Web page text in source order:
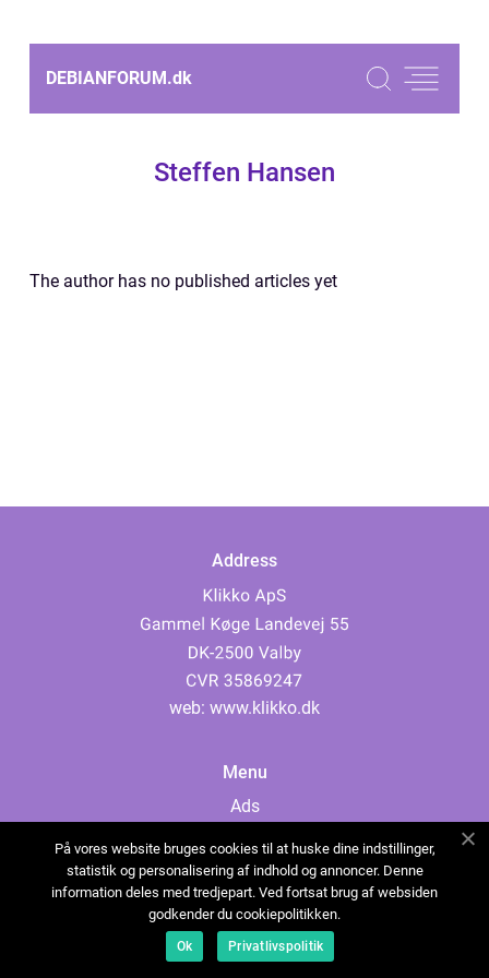
DEBIANFORUM.dk
Steffen Hansen
The author has no published articles yet
Address
web: www.klikko.dk
Menu
Ads
Cookies
Contact
Sitemap
På vores website bruges cookies til at huske dine indstillinger,
statistik og personalisering af indhold og annoncer. Denne
information deles med tredjepart. Ved fortsat brug af websiden
godkender du cookiepolitikken.
Ok Privatlivspolitik